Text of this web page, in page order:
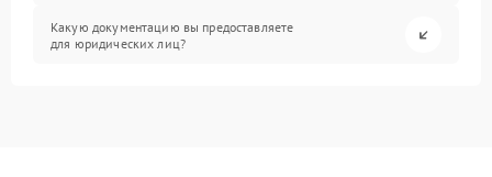
Какую документацию вы предоставляете
для юридических лиц?